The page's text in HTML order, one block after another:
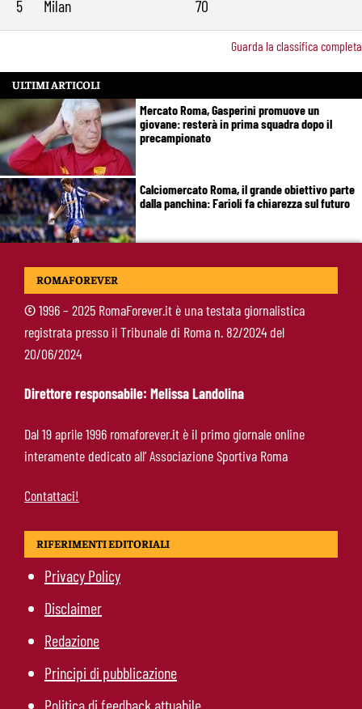
5
Milan 70
Guarda la classifica completa
ULTIMI ARTICOLI
Mercato Roma, Gasperini promuove un
giovane: resterà in prima squadra dopo il
precampionato
Calciomercato Roma, il grande obiettivo parte
dalla panchina: Farioli fa chiarezza sul futuro
Calciomercato Roma, cessione in Serie C:
controriscatto
De Rossi sta con Gasperini: “Mercato aperto
durante il campionato? Un abominio
burocratico”
ROMAFOREVER
©1996 – 2025 RomaForever.it è una testata giornalistica
registrata presso il Tribunale di Roma n. 82/2024 del
20/06/2024
Direttore responsabile: Melissa Landolina
Dal 19 aprile 1996 romaforever.it è il primo giornale online
interamente dedicato all’ Associazione Sportiva Roma
Contattaci!
RIFERIMENTI EDITORIALI
Privacy Policy
Disclaimer
Redazione
Principi di pubblicazione